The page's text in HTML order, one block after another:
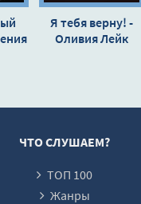
Я тебя верну! -
Оливия Лейк
ЧТО СЛУШАЕМ?
ТОП 100
Жанры